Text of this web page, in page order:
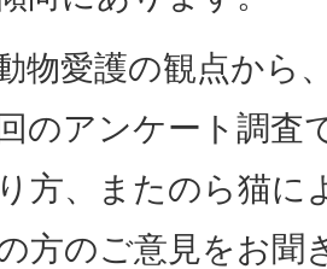
物愛護の観点から
のアンケート調査
方、またのら猫に
方のご意見をお聞